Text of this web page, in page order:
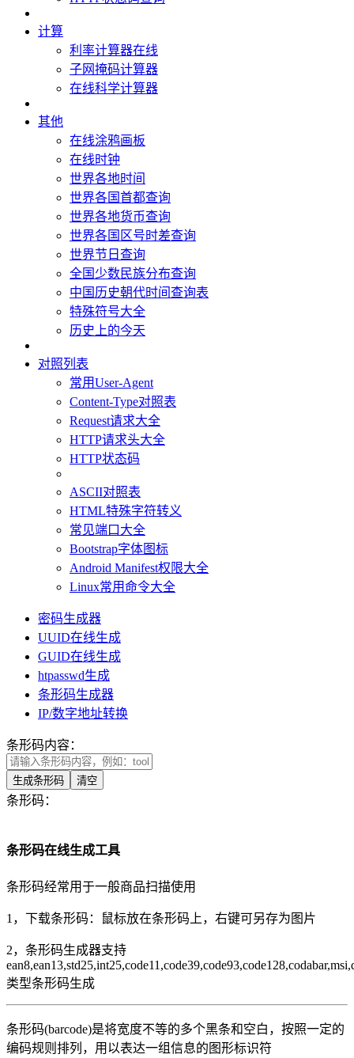
计算
利率计算器在线
子网掩码计算器
在线科学计算器
其他
在线涂鸦画板
在线时钟
世界各地时间
世界各国首都查询
世界各地货币查询
世界各国区号时差查询
世界节日查询
全国少数民族分布查询
中国历史朝代时间查询表
特殊符号大全
历史上的今天
对照列表
常用User-Agent
Content-Type对照表
Request请求大全
HTTP请求头大全
HTTP状态码
ASCII对照表
HTML特殊字符转义
常见端口大全
Bootstrap字体图标
Android Manifest权限大全
Linux常用命令大全
密码生成器
UUID在线生成
GUID在线生成
htpasswd生成
条形码生成器
IP/数字地址转换
条形码内容：
生成条形码 清空
条形码：
条形码在线生成工具
条形码经常用于一般商品扫描使用
1，下载条形码：鼠标放在条形码上，右键可另存为图片
2，条形码生成器支持
类型条形码生成
条形码(barcode)是将宽度不等的多个黑条和空白，按照一定的
编码规则排列，用以表达一组信息的图形标识符